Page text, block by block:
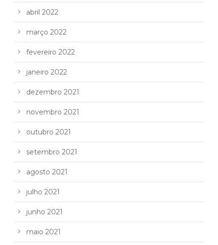
abril 2022
março 2022
fevereiro 2022
janeiro 2022
dezembro 2021
novembro 2021
outubro 2021
setembro 2021
agosto 2021
julho 2021
junho 2021
maio 2021